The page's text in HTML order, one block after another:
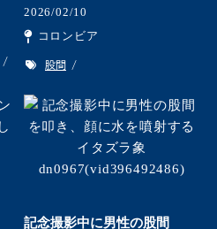
2026/02/10
コロンビア
股間
記念撮影中に男性の股間